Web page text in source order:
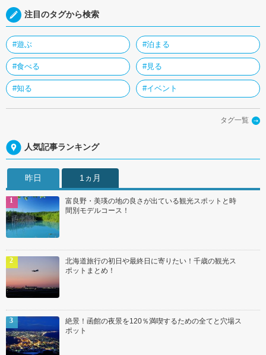
注目のタグから検索
#遊ぶ #泊まる
#食べる #見る
#知る #イベント
タグ一覧
人気記事ランキング
昨日 1ヵ月
富良野・美瑛の地の良さが出ている観光スポットと時
間別モデルコース！
北海道旅行の初日や最終日に寄りたい！千歳の観光ス
ポットまとめ！
絶景！函館の夜景を120％満喫するための全てと穴場ス
ポット